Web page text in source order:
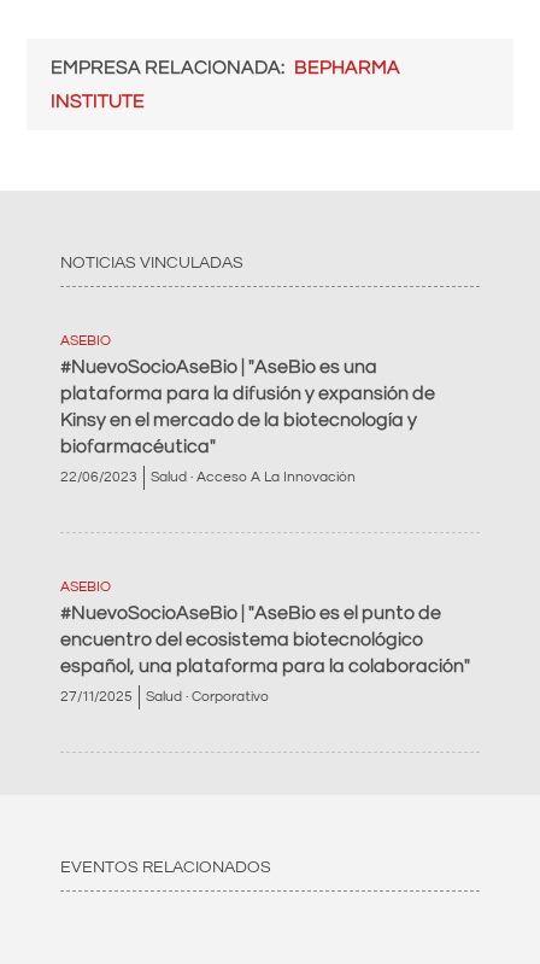
EMPRESA RELACIONADA
BEPHARMA
INSTITUTE
NOTICIAS VINCULADAS
ASEBIO
#NuevoSocioAseBio | "AseBio es una
plataforma para la difusión y expansión de
Kinsy en el mercado de la biotecnología y
biofarmacéutica"
22/06/2023 Salud · Acceso A La Innovación
ASEBIO
#NuevoSocioAseBio | "AseBio es el punto de
encuentro del ecosistema biotecnológico
español, una plataforma para la colaboración"
27/11/2025 Salud · Corporativo
EVENTOS RELACIONADOS